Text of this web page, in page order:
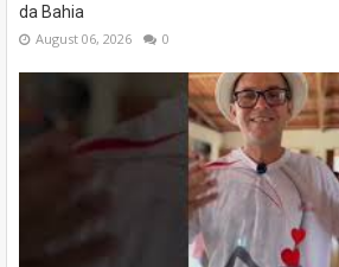
da Bahia
August 06, 2026 0